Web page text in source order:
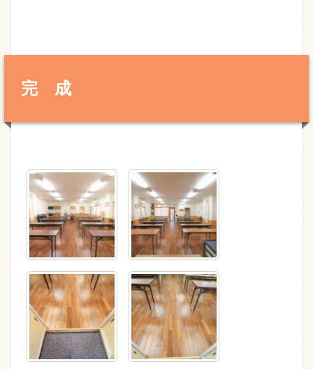
ひびの入った部分を斫ります
施工前の状態
完 成